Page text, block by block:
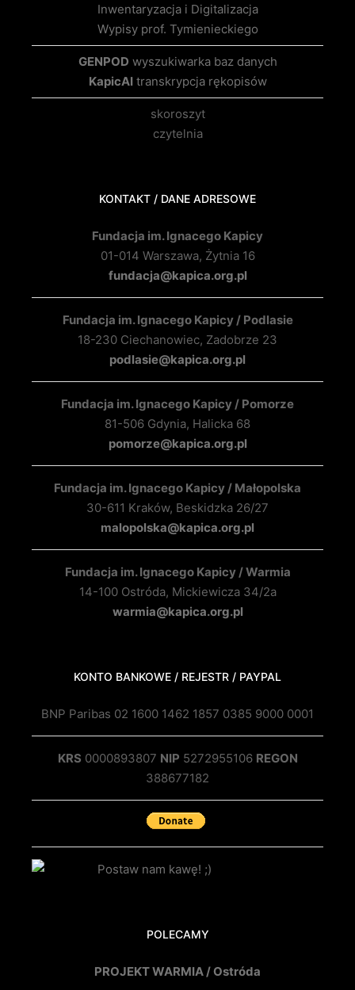
Inwentaryzacja i Digitalizacja
Wypisy prof. Tymienieckiego
GENPOD wyszukiwarka baz danych
KapicAItranskrypcja rękopisów
skoroszyt
czytelnia
KONTAKT / DANE ADRESOWE
Fundacja im. Ignacego Kapicy
01-014 Warszawa, Żytnia 16
fundacja@kapica.org.pl
Fundacja im. Ignacego Kapicy / Podlasie
18-230 Ciechanowiec, Zadobrze 23
podlasie@kapica.org.pl
Fundacja im. Ignacego Kapicy / Pomorze
81-506 Gdynia, Halicka 68
pomorze@kapica.org.pl
Fundacja im. Ignacego Kapicy / Małopolska
30-611 Kraków, Beskidzka 26/27
malopolska@kapica.org.pl
Fundacja im. Ignacego Kapicy / Warmia
14-100 Ostróda, Mickiewicza 34/2a
warmia@kapica.org.pl
KONTO BANKOWE / REJESTR / PAYPAL
BNP Paribas 02 1600 1462 1857 0385 9000 0001
KRS 0000893807 NIP 5272955106 REGON
388677182
POLECAMY
PROJEKT WARMIA / Ostróda